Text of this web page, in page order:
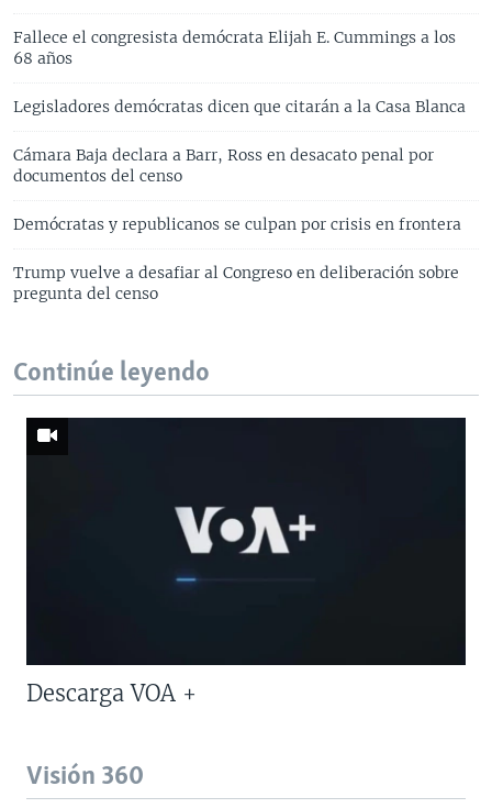
Fallece el congresista demócrata Elijah E. Cummings a los
68 años
Legisladores demócratas dicen que citarán a la Casa Blanca
Cámara Baja declara a Barr, Ross en desacato penal por
documentos del censo
Demócratas y republicanos se culpan por crisis en frontera
Trump vuelve a desafiar al Congreso en deliberación sobre
pregunta del censo
Continúe leyendo
Descarga VOA +
Visión 360